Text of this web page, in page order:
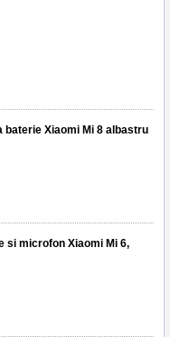
baterie Xiaomi Mi 8 albastru
si microfon Xiaomi Mi 6,